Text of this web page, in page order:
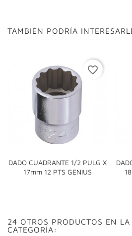
TAMBIÉN PODRÍA
DADO CUADRANTE 1/2 PULG X
17mm 12 PTS GENIUS
favorite_border
24 OTROS PRODUCTOS EN LA
CATEGORÍA: